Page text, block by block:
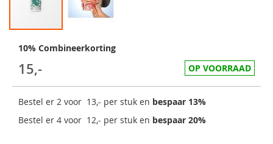
10% Combineerkorting
15,- OP VOORRAAD
Bestel er 2 voor 13,- per stuk en bespaar 13%
Bestel er 4 voor 12,- per stuk en bespaar 20%